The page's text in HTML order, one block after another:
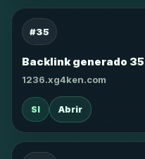
#35
Backlink generado 35
1236.xg4ken.com
SI Abrir